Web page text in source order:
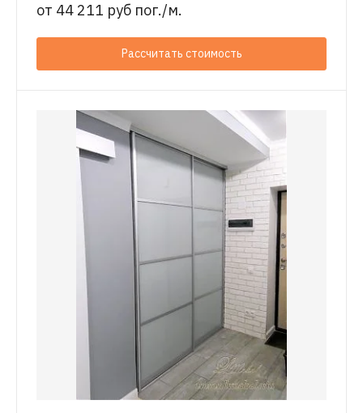
от 44 211 руб пог./м.
Рассчитать стоимость